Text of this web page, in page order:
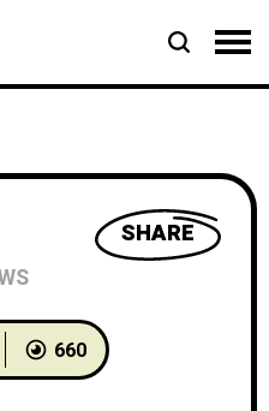
SHARE
660